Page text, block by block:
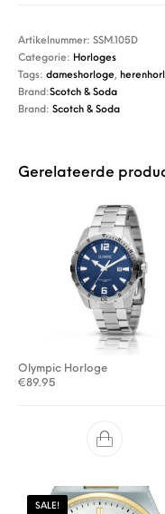
Artikelnummer:SSM.105D
Categorie: Horloges
Tags:dameshorloge,
Brand:Scotch & Soda
Brand:Scotch & Soda
Gerelateerde
Olympic Horloge
€89.95
SALE!